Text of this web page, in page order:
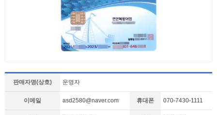
판매자명(상호) 운영자
이메일 asd2580@naver.com 휴대폰 070-7430-1111